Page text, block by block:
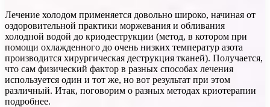
Лечение холодом применяется довольно широко, начиная от
оздоровительной практики моржевания и обливания
холодной водой до криодеструкции (метод, в котором при
помощи охлажденного до очень низких температур азота
производится хирургическая деструкция тканей). Получается,
что сам физический фактор в разных способах лечения
используется один и тот же, но вот результат при этом
различный. Итак, поговорим о разных методах криотерапии
подробнее.